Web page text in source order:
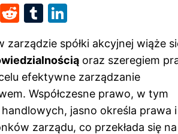
X
R
d
di
t
T
m
bl
r
n
k
e
dI
n
zarządzie spółki akcyjnej wiąże
oraz szeregiem
efektywne zarządzanie
Współczesne prawo, w tym
handlowych, jasno określa prawa i
zarządu, co przekłada się na